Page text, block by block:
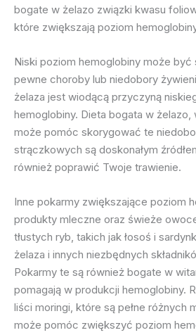
bogate w żelazo związki kwasu
które zwiększają poziom
Niski poziom hemoglobiny może
pewne choroby lub niedobory
żelaza jest wiodącą przyczyną
hemoglobiny. Dieta bogata w żelazo,
może pomóc skorygować te
strączkowych są doskonałym
również poprawić Twoje trawienie.
Inne pokarmy zwiększające poziom
produkty mleczne oraz świeże
tłustych ryb, takich jak łosoś i
żelaza i innych niezbędnych
Pokarmy te są również bogate w
pomagają w produkcji hemoglobiny.
liści moringi, które są pełne różnych
może pomóc zwiększyć poziom